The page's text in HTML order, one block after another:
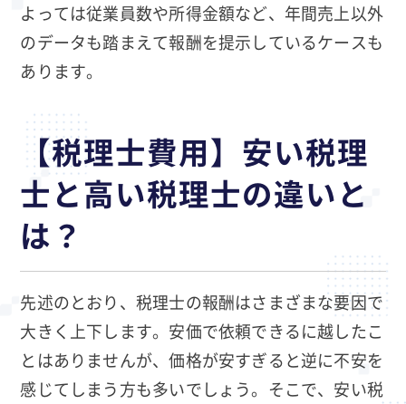
よっては従業員数や所得金額など、年間売上以外
のデータも踏まえて報酬を提示しているケースも
あります。
【税理士費用】安い税理
士と高い税理士の違いと
は？
先述のとおり、税理士の報酬はさまざまな要因で
大きく上下します。安価で依頼できるに越したこ
とはありませんが、価格が安すぎると逆に不安を
感じてしまう方も多いでしょう。そこで、安い税